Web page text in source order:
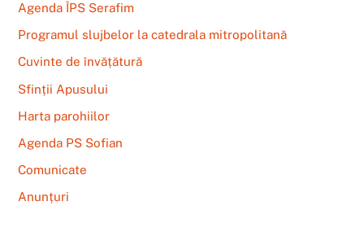
Agenda ÎPS Serafim
Programul slujbelor la catedrala mitropolitană
Cuvinte de învățătură
Sfinții Apusului
Harta parohiilor
Agenda PS Sofian
Comunicate
Anunțuri